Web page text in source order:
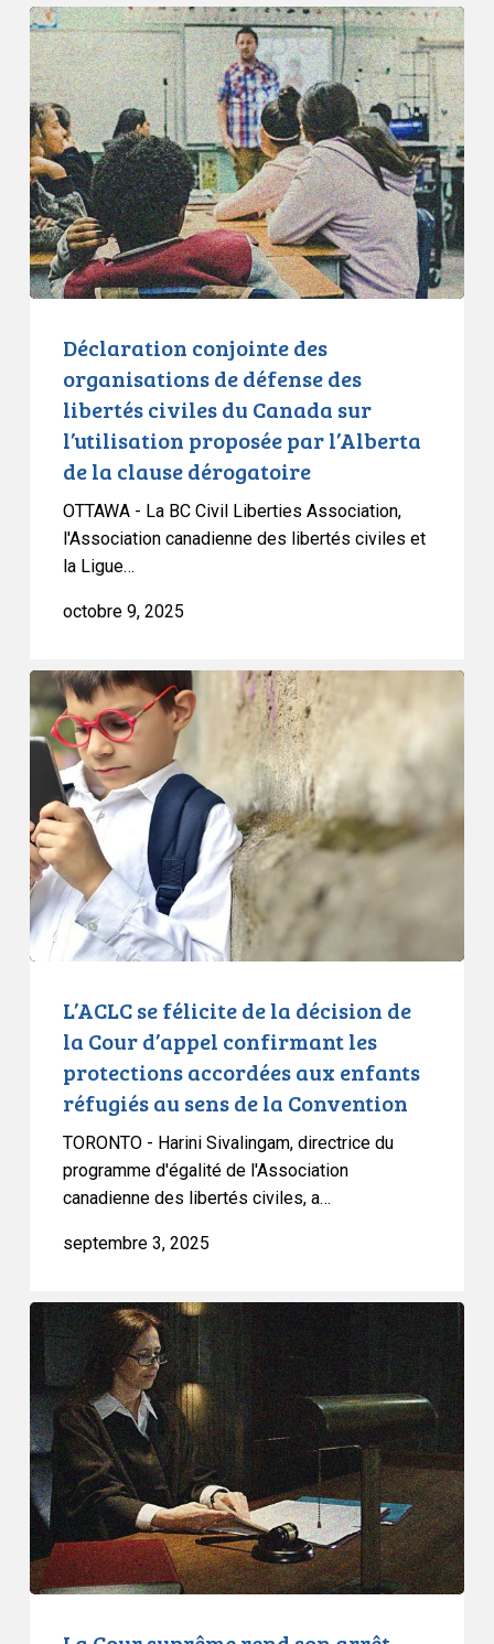
Déclaration
conjointe
des
organisations
de
défense
des
libertés
civiles
du
Canada
l’utilisation
proposée
l’Alberta
clause
dérogatoire
Déclaration conjointe des
organisations de défense des
libertés civiles du Canada sur
l’utilisation proposée par l’Alberta
de la clause dérogatoire
OTTAWA - La BC Civil Liberties Association,
l'Association canadienne des libertés civiles et
la Ligue…
octobre 9, 2025
L’ACLC
se
félicite
décision
de
la
Cour
d’appel
accordées
enfants
réfugiés
sens
L’ACLC se félicite de la décision de
la Cour d’appel confirmant les
protections accordées aux enfants
réfugiés au sens de la Convention
TORONTO - Harini Sivalingam, directrice du
programme d'égalité de l'Association
canadienne des libertés civiles, a…
septembre 3, 2025
La
Cour
suprême
rend
son
arrêt
dans
l’affaire
I.M.
sur